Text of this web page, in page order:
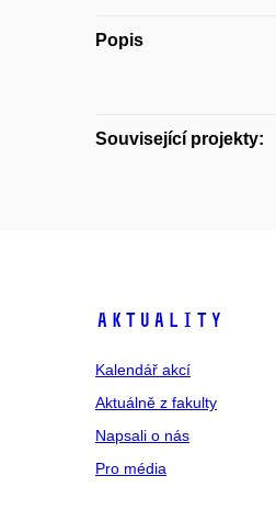
Popis
Související projekty:
Aktuality
Kalendář akcí
Aktuálně z fakulty
Napsali o nás
Pro média